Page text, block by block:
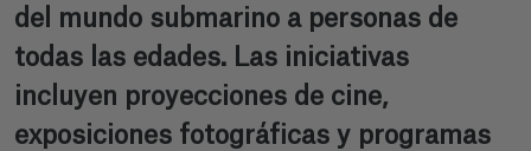
del mundo submarino a personas de
todas las edades. Las iniciativas
incluyen proyecciones de cine,
exposiciones fotográficas y programas